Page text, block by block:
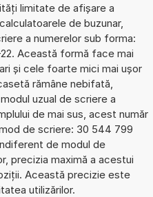
limitate de afișare a
de buzunar,
a numerelor sub forma:
Această formă face mai
și cele foarte mici mai ușor
rămâne nebifată,
uzual de scriere a
de mai sus, acest număr
de scriere: 30 544 799
de modul de
precizia maximă a acestui
Această precizie este
utilizărilor.